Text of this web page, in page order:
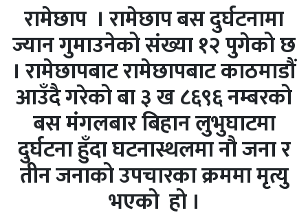
रामेछाप । रामेछाप बस दुर्घटनामा
ज्यान गुमाउनेको संख्या १२ पुगेको छ
। रामेछापबाट रामेछापबाट काठमाडौं
आउँदै गरेको बा ३ ख ८६९६ नम्बरको
बस मंगलबार बिहान लुभुघाटमा
दुर्घटना हुँदा घटनास्थलमा नौ जना र
तीन जनाको उपचारका क्रममा मृत्यु
भएको हो ।